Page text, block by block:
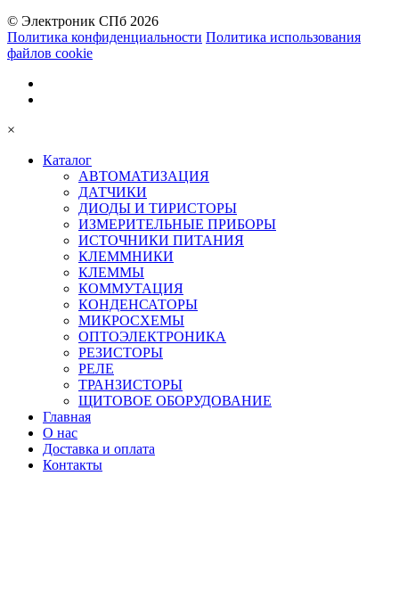
© Электроник СПб 2026
Политика конфиденциальности Политика использования
файлов cookie
×
Каталог
АВТОМАТИЗАЦИЯ
ДАТЧИКИ
ДИОДЫ И ТИРИСТОРЫ
ИЗМЕРИТЕЛЬНЫЕ ПРИБОРЫ
ИСТОЧНИКИ ПИТАНИЯ
КЛЕММНИКИ
КЛЕММЫ
КОММУТАЦИЯ
КОНДЕНСАТОРЫ
МИКРОСХЕМЫ
ОПТОЭЛЕКТРОНИКА
РЕЗИСТОРЫ
РЕЛЕ
ТРАНЗИСТОРЫ
ЩИТОВОЕ ОБОРУДОВАНИЕ
Главная
О нас
Доставка и оплата
Контакты